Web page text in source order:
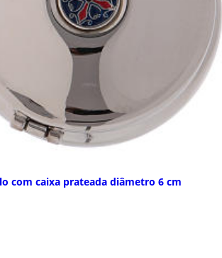
com caixa prateada diâmetro 6 cm